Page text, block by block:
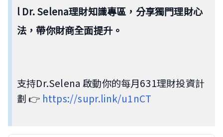
l Dr. Selena理財知識專區，分享獨門理財心
法，帶你財商全面提升。
支持Dr.Selena 啟動你的每月631理財投資計
劃 👉 https://supr.link/u1nCT